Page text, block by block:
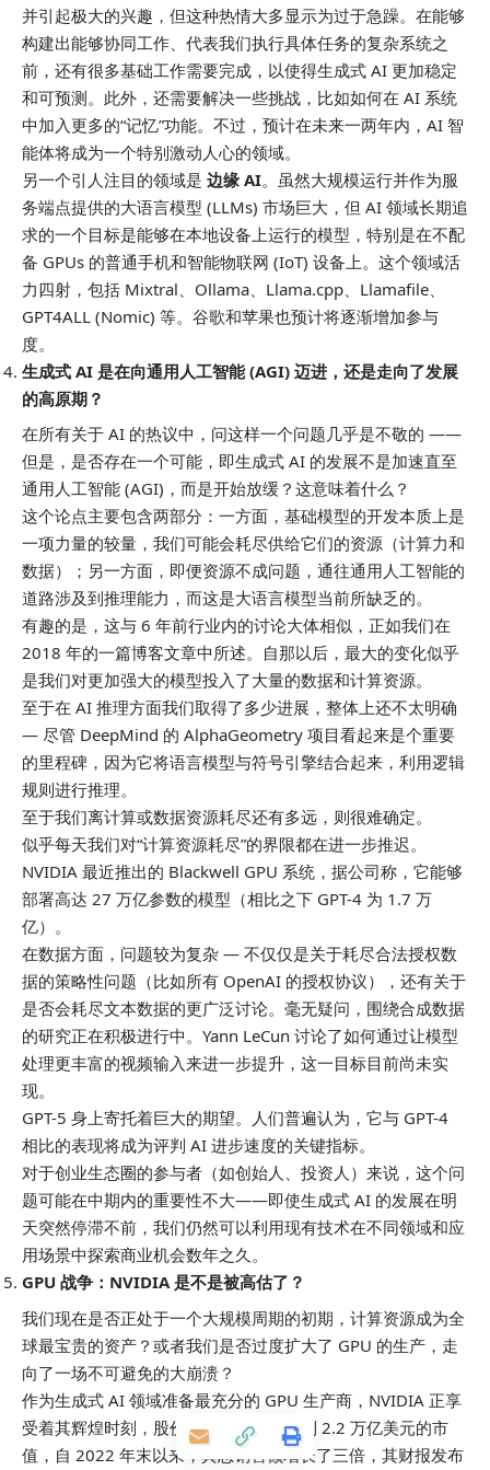
并引起极大的兴趣，但这种热情大多显示为过于急躁。在能够
构建出能够协同工作、代表我们执行具体任务的复杂系统之
前，还有很多基础工作需要完成，以使得生成式 AI 更加稳定
和可预测。此外，还需要解决一些挑战，比如如何在 AI 系统
中加入更多的“记忆”功能。不过，预计在未来一两年内，AI 智
能体将成为一个特别激动人心的领域。
另一个引人注目的领域是 边缘 AI。虽然大规模运行并作为服
务端点提供的大语言模型 (LLMs) 市场巨大，但 AI 领域长期追
求的一个目标是能够在本地设备上运行的模型，特别是在不配
备 GPUs 的普通手机和智能物联网 (IoT) 设备上。这个领域活
力四射，包括 Mixtral、Ollama、Llama.cpp、Llamafile、
GPT4ALL (Nomic) 等。谷歌和苹果也预计将逐渐增加参与
度。
生成式 AI 是在向通用人工智能 (AGI) 迈进，还是走向了发展
的高原期？
在所有关于 AI 的热议中，问这样一个问题几乎是不敬的 ——
但是，是否存在一个可能，即生成式 AI 的发展不是加速直至
通用人工智能 (AGI)，而是开始放缓？这意味着什么？
这个论点主要包含两部分：一方面，基础模型的开发本质上是
一项力量的较量，我们可能会耗尽供给它们的资源（计算力和
数据）；另一方面，即便资源不成问题，通往通用人工智能的
道路涉及到推理能力，而这是大语言模型当前所缺乏的。
有趣的是，这与 6 年前行业内的讨论大体相似，正如我们在
2018 年的一篇博客文章中所述。自那以后，最大的变化似乎
是我们对更加强大的模型投入了大量的数据和计算资源。
至于在 AI 推理方面我们取得了多少进展，整体上还不太明确
— 尽管 DeepMind 的 AlphaGeometry 项目看起来是个重要
的里程碑，因为它将语言模型与符号引擎结合起来，利用逻辑
规则进行推理。
至于我们离计算或数据资源耗尽还有多远，则很难确定。
似乎每天我们对“计算资源耗尽”的界限都在进一步推迟。
NVIDIA 最近推出的 Blackwell GPU 系统，据公司称，它能够
部署高达 27 万亿参数的模型（相比之下 GPT-4 为 1.7 万
亿）。
在数据方面，问题较为复杂 — 不仅仅是关于耗尽合法授权数
据的策略性问题（比如所有 OpenAI 的授权协议），还有关于
是否会耗尽文本数据的更广泛讨论。毫无疑问，围绕合成数据
的研究正在积极进行中。Yann LeCun 讨论了如何通过让模型
处理更丰富的视频输入来进一步提升，这一目标目前尚未实
现。
GPT-5 身上寄托着巨大的期望。人们普遍认为，它与 GPT-4
相比的表现将成为评判 AI 进步速度的关键指标。
对于创业生态圈的参与者（如创始人、投资人）来说，这个问
题可能在中期内的重要性不大——即使生成式 AI 的发展在明
天突然停滞不前，我们仍然可以利用现有技术在不同领域和应
用场景中探索商业机会数年之久。
GPU 战争：NVIDIA 是不是被高估了？
我们现在是否正处于一个大规模周期的初期，计算资源成为全
球最宝贵的资产？或者我们是否过度扩大了 GPU 的生产，走
向了一场不可避免的大崩溃？
作为生成式 AI 领域准备最充分的 GPU 生产商，NVIDIA 正享
受着其辉煌时刻，股价上涨了五倍，达到 2.2 万亿美元的市
值，自 2022 年末以来，其总销售额增长了三倍，其财报发布